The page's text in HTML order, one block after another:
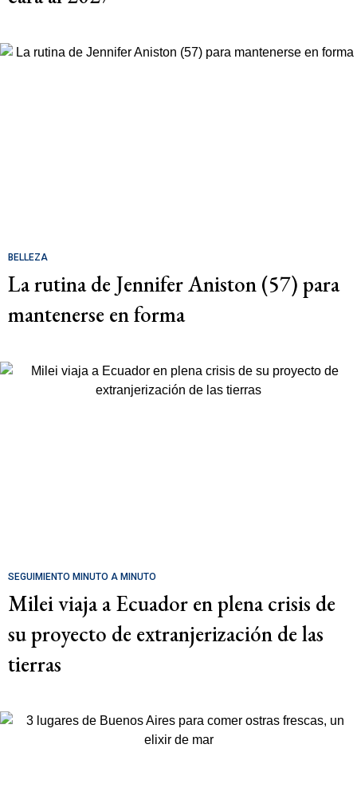
BELLEZA
La rutina de Jennifer Aniston (57) para
mantenerse en forma
SEGUIMIENTO MINUTO A MINUTO
Milei viaja a Ecuador en plena crisis de
su proyecto de extranjerización de las
tierras